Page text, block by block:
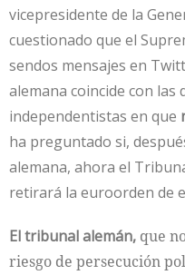
vicepresidente de la
cuestionado que el
sendos mensajes en
alemana coincide con las
independentistas en que
ha preguntado si,
alemana, ahora el
retirará la euroorden de
El tribunal alemán, que
riesgo de persecución